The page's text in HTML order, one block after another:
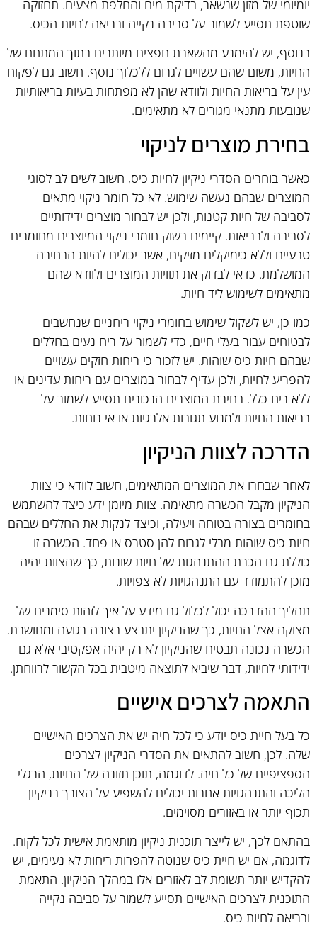
יומיומי של מזון שנשאר, בדיקת מים והחלפת מצעים. תחזוקה
שוטפת תסייע לשמור על סביבה נקייה ובריאה לחיות הכיס.
בנוסף, יש להימנע מהשארת חפצים מיותרים בתוך המתחם של
החיות, משום שהם עשויים לגרום ללכלוך נוסף. חשוב גם לפקוח
עין על בריאות החיות ולוודא שהן לא מפתחות בעיות בריאותיות
שנובעות מתנאי מגורים לא מתאימים.
בחירת מוצרים לניקוי
כאשר בוחרים הסדרי ניקיון לחיות כיס, חשוב לשים לב לסוגי
המוצרים שבהם נעשה שימוש. לא כל חומר ניקוי מתאים
לסביבה של חיות קטנות, ולכן יש לבחור מוצרים ידידותיים
לסביבה ולבריאות. קיימים בשוק חומרי ניקוי המיוצרים מחומרים
טבעיים וללא כימיקלים מזיקים, אשר יכולים להיות הבחירה
המושלמת. כדאי לבדוק את תוויות המוצרים ולוודא שהם
מתאימים לשימוש ליד חיות.
כמו כן, יש לשקול שימוש בחומרי ניקוי ריחניים שנחשבים
לבטוחים עבור בעלי חיים, כדי לשמור על ריח נעים בחללים
שבהם חיות כיס שוהות. יש לזכור כי ריחות חזקים עשויים
להפריע לחיות, ולכן עדיף לבחור במוצרים עם ריחות עדינים או
ללא ריח כלל. בחירת המוצרים הנכונים תסייע לשמור על
בריאות החיות ולמנוע תגובות אלרגיות או אי נוחות.
הדרכה לצוות הניקיון
לאחר שבחרו את המוצרים המתאימים, חשוב לוודא כי צוות
הניקיון מקבל הכשרה מתאימה. צוות מיומן ידע כיצד להשתמש
בחומרים בצורה בטוחה ויעילה, וכיצד לנקות את החללים שבהם
חיות כיס שוהות מבלי לגרום להן סטרס או פחד. הכשרה זו
כוללת גם הכרת ההתנהגות של חיות שונות, כך שהצוות יהיה
מוכן להתמודד עם התנהגויות לא צפויות.
תהליך ההדרכה יכול לכלול גם מידע על איך לזהות סימנים של
מצוקה אצל החיות, כך שהניקיון יתבצע בצורה רגועה ומחושבת.
הכשרה נכונה תבטיח שהניקיון לא רק יהיה אפקטיבי אלא גם
ידידותי לחיות, דבר שיביא לתוצאה מיטבית בכל הקשור לרווחתן.
התאמה לצרכים אישיים
כל בעל חיית כיס יודע כי לכל חיה יש את הצרכים האישיים
שלה. לכן, חשוב להתאים את הסדרי הניקיון לצרכים
הספציפיים של כל חיה. לדוגמה, תוכן תזונה של החיות, הרגלי
הליכה והתנהגויות אחרות יכולים להשפיע על הצורך בניקיון
תכוף יותר או באזורים מסוימים.
בהתאם לכך, יש לייצר תוכנית ניקיון מותאמת אישית לכל לקוח.
לדוגמה, אם יש חיית כיס שנוטה להפרות ריחות לא נעימים, יש
להקדיש יותר תשומת לב לאזורים אלו במהלך הניקיון. התאמת
התוכנית לצרכים האישיים תסייע לשמור על סביבה נקייה
ובריאה לחיות כיס.